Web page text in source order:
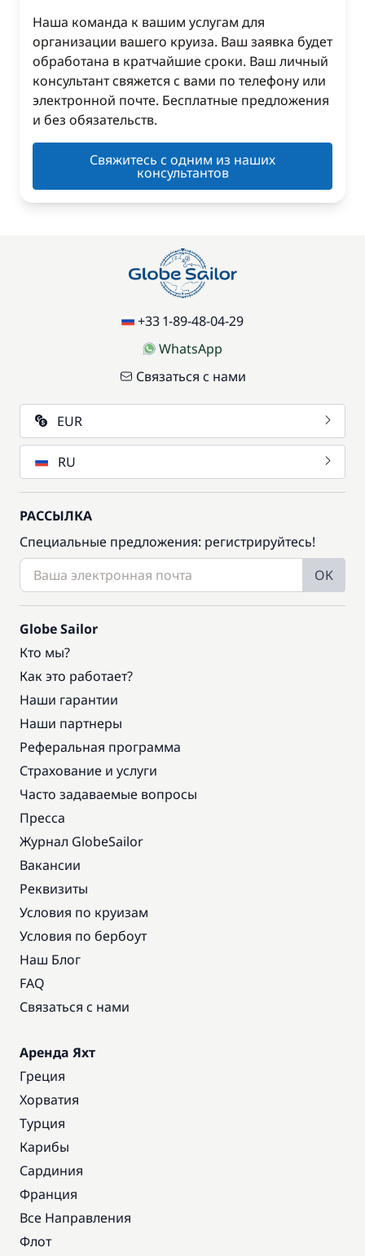
Наша команда к вашим услугам для
организации вашего круиза. Ваш заявка будет
обработана в кратчайшие сроки. Ваш личный
консультант свяжется с вами по телефону или
электронной почте. Бесплатные предложения
и без обязательств.
Свяжитесь с одним из наших
консультантов
+33 1-89-48-04-29
WhatsApp
Связаться с нами
EUR
RU
РАССЫЛКА
Специальные предложения: регистрируйтесь!
OK
Globe Sailor
Кто мы?
Как это работает?
Наши гарантии
Наши партнеры
Реферальная программа
Страхование и услуги
Часто задаваемые вопросы
Пресса
Журнал GlobeSailor
Вакансии
Реквизиты
Условия по круизам
Условия по бербоут
Наш Блог
FAQ
Связаться с нами
Аренда Яхт
Греция
Хорватия
Турция
Карибы
Сардиния
Франция
Все Направления
Флот